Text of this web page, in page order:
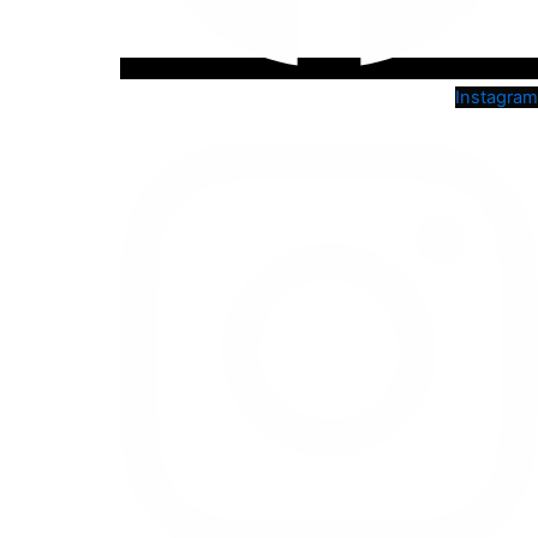
Instagram